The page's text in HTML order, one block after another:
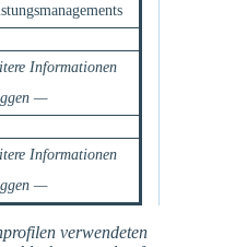
Informationen
—
Informationen
—
verwendeten